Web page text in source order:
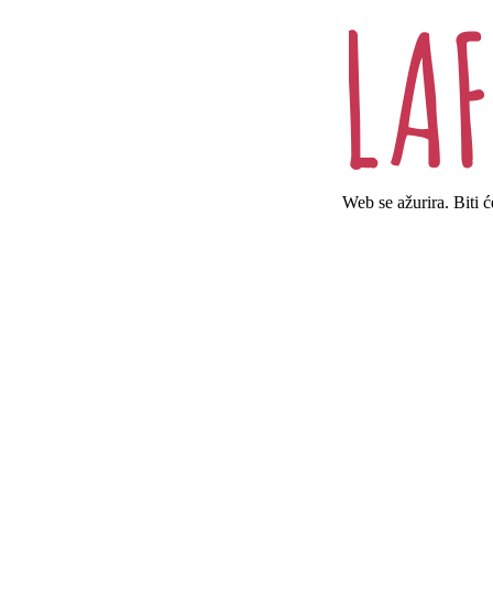
Web se ažurira. Biti